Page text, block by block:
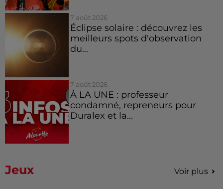
7 août 2026
Éclipse solaire : découvrez les
meilleurs spots d'observation
du...
7 août 2026
À LA UNE : professeur
condamné, repreneurs pour
Duralex et la...
Jeux Voir plus